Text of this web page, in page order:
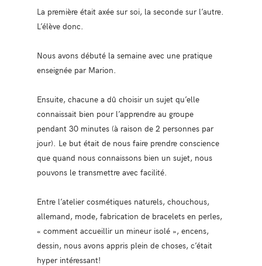
La première était axée sur soi, la seconde sur l’autre.
L’élève donc.
Nous avons débuté la semaine avec une pratique
enseignée par Marion.
Ensuite, chacune a dû choisir un sujet qu’elle
connaissait bien pour l’apprendre au groupe
pendant 30 minutes (à raison de 2 personnes par
jour). Le but était de nous faire prendre conscience
que quand nous connaissons bien un sujet, nous
pouvons le transmettre avec facilité.
Entre l’atelier cosmétiques naturels, chouchous,
allemand, mode, fabrication de bracelets en perles,
« comment accueillir un mineur isolé », encens,
dessin, nous avons appris plein de choses, c’était
hyper intéressant!